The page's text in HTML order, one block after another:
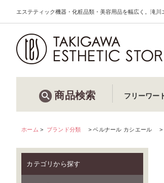
エステティック機器・化粧品類・美容用品を幅広く。滝川
商品検索 フリーワー
ホーム > ブランド分類 ベルナール カシエール
カテゴリから探す